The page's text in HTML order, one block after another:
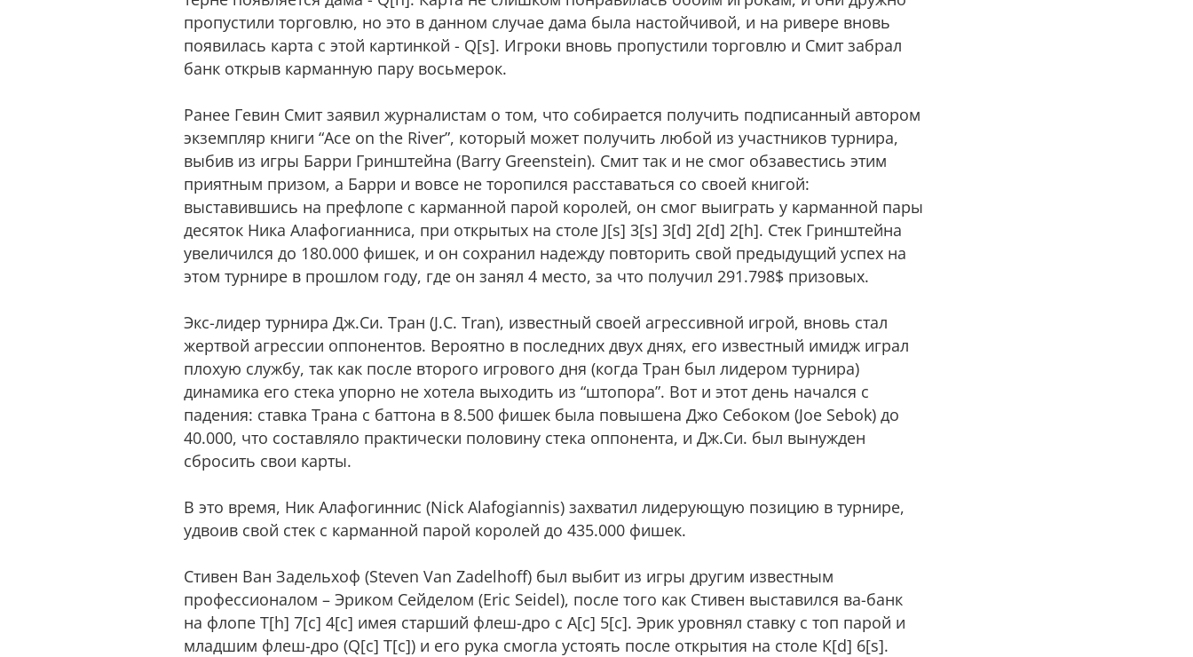
пропустили торговлю, но это в данном случае дама была настойчивой, и на ривере вновь
появилась карта с этой картинкой - Q[s]. Игроки вновь пропустили торговлю и Смит забрал
банк открыв карманную пару восьмерок.
Ранее Гевин Смит заявил журналистам о том, что собирается получить подписанный автором
экземпляр книги “Ace on the River”, который может получить любой из участников турнира,
выбив из игры Барри Гринштейна (Barry Greenstein). Смит так и не смог обзавестись этим
приятным призом, а Барри и вовсе не торопился расставаться со своей книгой:
выставившись на префлопе с карманной парой королей, он смог выиграть у карманной пары
десяток Ника Алафогианниса, при открытых на столе J[s] 3[s] 3[d] 2[d] 2[h]. Стек Гринштейна
увеличился до 180.000 фишек, и он сохранил надежду повторить свой предыдущий успех на
этом турнире в прошлом году, где он занял 4 место, за что получил 291.798$ призовых.
Экс-лидер турнира Дж.Си. Тран (J.C. Tran), известный своей агрессивной игрой, вновь стал
жертвой агрессии оппонентов. Вероятно в последних двух днях, его известный имидж играл
плохую службу, так как после второго игрового дня (когда Тран был лидером турнира)
динамика его стека упорно не хотела выходить из “штопора”. Вот и этот день начался с
падения: ставка Трана с баттона в 8.500 фишек была повышена Джо Себоком (Joe Sebok) до
40.000, что составляло практически половину стека оппонента, и Дж.Си. был вынужден
сбросить свои карты.
В это время, Ник Алафогиннис (Nick Alafogiannis) захватил лидерующую позицию в турнире,
удвоив свой стек с карманной парой королей до 435.000 фишек.
Стивен Ван Задельхоф (Steven Van Zadelhoff) был выбит из игры другим известным
профессионалом – Эриком Сейделом (Eric Seidel), после того как Стивен выставился ва-банк
на флопе Т[h] 7[c] 4[c] имея старший флеш-дро с А[c] 5[c]. Эрик уровнял ставку с топ парой и
младшим флеш-дро (Q[c] T[c]) и его рука смогла устоять после открытия на столе К[d] 6[s].